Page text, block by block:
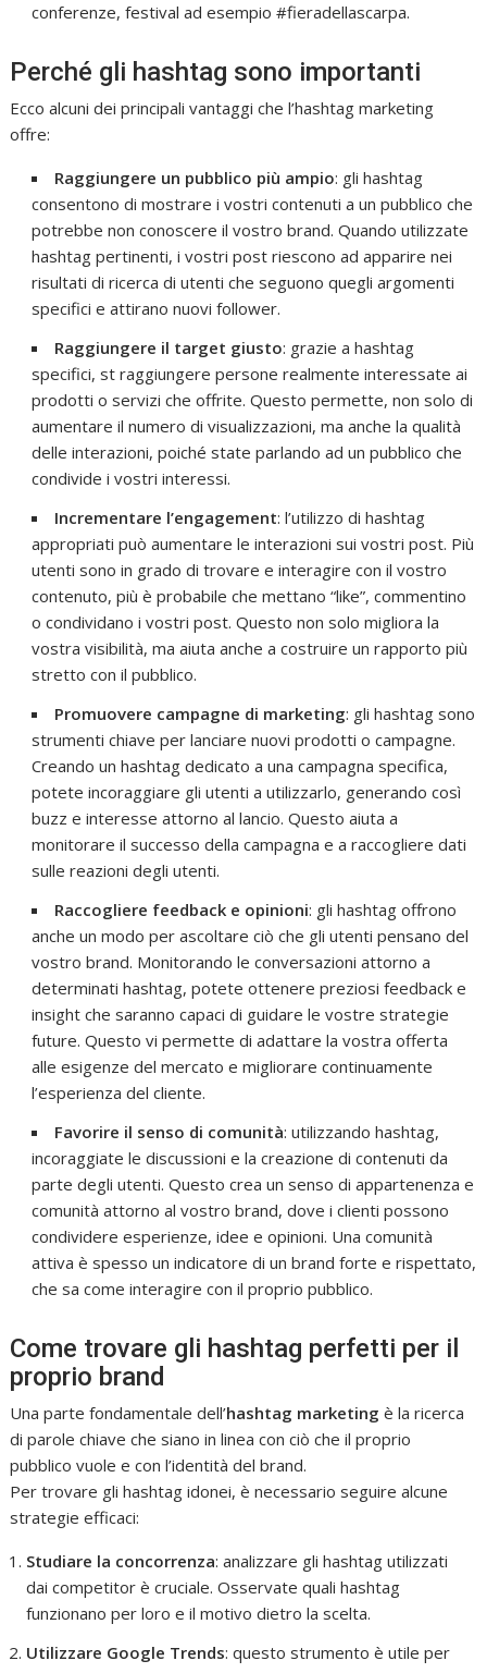
conferenze, festival ad esempio #fieradellascarpa.
Perché gli hashtag sono importanti
Ecco alcuni dei principali vantaggi che l’hashtag marketing
offre:
Raggiungere un pubblico più ampio: gli hashtag
consentono di mostrare i vostri contenuti a un pubblico che
potrebbe non conoscere il vostro brand. Quando utilizzate
hashtag pertinenti, i vostri post riescono ad apparire nei
risultati di ricerca di utenti che seguono quegli argomenti
specifici e attirano nuovi follower.
Raggiungere il target giusto: grazie a hashtag
specifici, st raggiungere persone realmente interessate ai
prodotti o servizi che offrite. Questo permette, non solo di
aumentare il numero di visualizzazioni, ma anche la qualità
delle interazioni, poiché state parlando ad un pubblico che
condivide i vostri interessi.
Incrementare l’engagement: l’utilizzo di hashtag
appropriati può aumentare le interazioni sui vostri post. Più
utenti sono in grado di trovare e interagire con il vostro
contenuto, più è probabile che mettano “like”, commentino
o condividano i vostri post. Questo non solo migliora la
vostra visibilità, ma aiuta anche a costruire un rapporto più
stretto con il pubblico.
Promuovere campagne di marketing: gli hashtag sono
strumenti chiave per lanciare nuovi prodotti o campagne.
Creando un hashtag dedicato a una campagna specifica,
potete incoraggiare gli utenti a utilizzarlo, generando così
buzz e interesse attorno al lancio. Questo aiuta a
monitorare il successo della campagna e a raccogliere dati
sulle reazioni degli utenti.
Raccogliere feedback e opinioni: gli hashtag offrono
anche un modo per ascoltare ciò che gli utenti pensano del
vostro brand. Monitorando le conversazioni attorno a
determinati hashtag, potete ottenere preziosi feedback e
insight che saranno capaci di guidare le vostre strategie
future. Questo vi permette di adattare la vostra offerta
alle esigenze del mercato e migliorare continuamente
l’esperienza del cliente.
Favorire il senso di comunità: utilizzando hashtag,
incoraggiate le discussioni e la creazione di contenuti da
parte degli utenti. Questo crea un senso di appartenenza e
comunità attorno al vostro brand, dove i clienti possono
condividere esperienze, idee e opinioni. Una comunità
attiva è spesso un indicatore di un brand forte e rispettato,
che sa come interagire con il proprio pubblico.
Come trovare gli hashtag perfetti per il
proprio brand
Una parte fondamentale dell’hashtag marketing è la ricerca
di parole chiave che siano in linea con ciò che il proprio
pubblico vuole e con l’identità del brand.
Per trovare gli hashtag idonei, è necessario seguire alcune
strategie efficaci:
Studiare la concorrenza: analizzare gli hashtag utilizzati
dai competitor è cruciale. Osservate quali hashtag
funzionano per loro e il motivo dietro la scelta.
Utilizzare Google Trends: questo strumento è utile per